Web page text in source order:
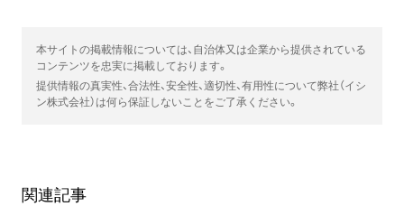
本サイトの掲載情報については、自治体又は企業から提供されている
コンテンツを忠実に掲載しております。
提供情報の真実性、合法性、安全性、適切性、有用性について弊社（イシ
ン株式会社）は何ら保証しないことをご了承ください。
関連記事